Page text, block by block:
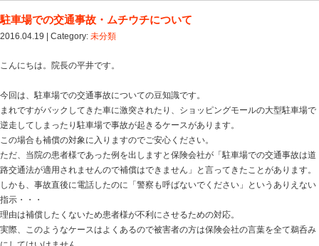
組んでいます。
・待ち時間なしの完全予約制
・夜２１：００まで診療
・交通事故専門弁護士事務所と業務提携
現在、交通事故（むち打ち）トラブルを抱えていました
ください。
０９６８-２３-０７３０
２４時間対応ダイヤル０９０－１１６１-９５５７
治療・補償を熟知した専門家としてアドバイスをさせて
|